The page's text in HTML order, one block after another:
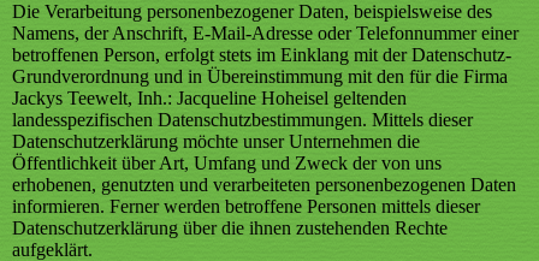
Die Verarbeitung personenbezogener Daten, beispielsweise des
Namens, der Anschrift, E-Mail-Adresse oder Telefonnummer einer
betroffenen Person, erfolgt stets im Einklang mit der Datenschutz-
Grundverordnung und in Übereinstimmung mit den für die Firma
Jackys Teewelt, Inh.: Jacqueline Hoheisel geltenden
landesspezifischen Datenschutzbestimmungen. Mittels dieser
Datenschutzerklärung möchte unser Unternehmen die
Öffentlichkeit über Art, Umfang und Zweck der von uns
erhobenen, genutzten und verarbeiteten personenbezogenen Daten
informieren. Ferner werden betroffene Personen mittels dieser
Datenschutzerklärung über die ihnen zustehenden Rechte
aufgeklärt.